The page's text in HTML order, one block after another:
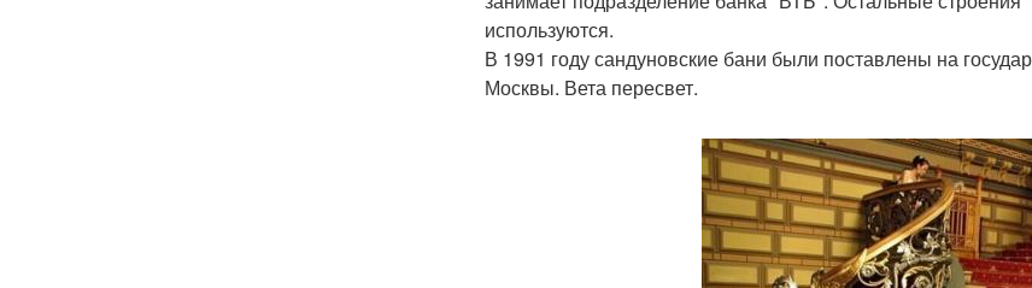
используются.
В 1991 году сандуновские бани были поставлены на
Москвы. Вета пересвет.